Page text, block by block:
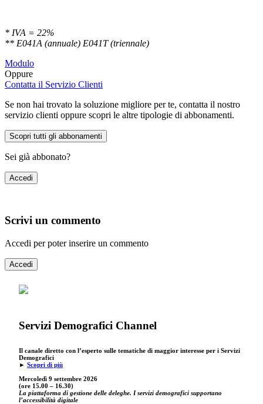
* IVA = 22%
** E041A (annuale) E041T (triennale)
Modulo
Oppure
Contatta il Servizio Clienti
Se non hai trovato la soluzione migliore per te, contatta il nostro
servizio clienti oppure scopri le altre tipologie di abbonamenti.
Scopri tutti gli abbonamenti
Sei già abbonato?
Accedi
Scrivi un commento
Accedi per poter inserire un commento
Accedi
Servizi Demografici Channel
Il canale diretto con l’esperto sulle tematiche di maggior interesse per i Servizi
Demografici
► Scopri di più
Mercoledì 9 settembre 2026
(ore 15.00 – 16.30)
La piattaforma di gestione delle deleghe. I servizi demografici supportano
l’accessibilità digitale